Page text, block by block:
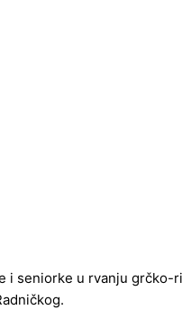
i seniorke u rvanju